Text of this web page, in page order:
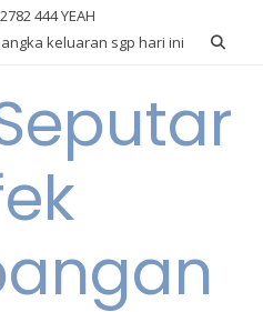
444 YEAH
angka keluaran sgp hari ini